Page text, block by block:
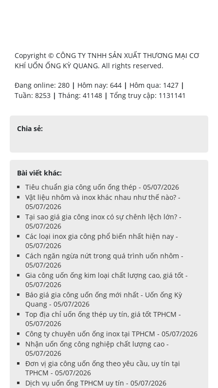
Copyright © CÔNG TY TNHH SẢN XUẤT THƯƠNG MẠI CƠ
KHÍ UỐN ỐNG KỲ QUANG. All rights reserved.
Đang online: 280 | Hôm nay: 644 | Hôm qua: 1427 |
Tuần: 8253 | Tháng: 41148 | Tổng truy cập: 1131141
Chia sẻ:
Bài viết khác:
Tiêu chuẩn gia công uốn ống thép - 05/07/2026
Vật liệu nhôm và inox khác nhau như thế nào? -
05/07/2026
Tại sao giá gia công inox có sự chênh lệch lớn? -
05/07/2026
Các loại inox gia công phổ biến nhất hiện nay -
05/07/2026
Cách ngăn ngừa nứt trong quá trình uốn nhôm -
05/07/2026
Gia công uốn ống kim loại chất lượng cao, giá tốt -
05/07/2026
Báo giá gia công uốn ống mới nhất - Uốn ống Kỳ
Quang - 05/07/2026
Top địa chỉ uốn ống thép uy tín, giá tốt TPHCM -
05/07/2026
Công ty chuyên uốn ống inox tại TPHCM - 05/07/2026
Nhận uốn ống công nghiệp chất lượng cao -
05/07/2026
Đơn vị gia công uốn ống theo yêu cầu, uy tín tại
TPHCM - 05/07/2026
Dịch vụ uốn ống TPHCM uy tín - 05/07/2026